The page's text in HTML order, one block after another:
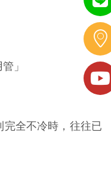
」
全不冷時，往往已